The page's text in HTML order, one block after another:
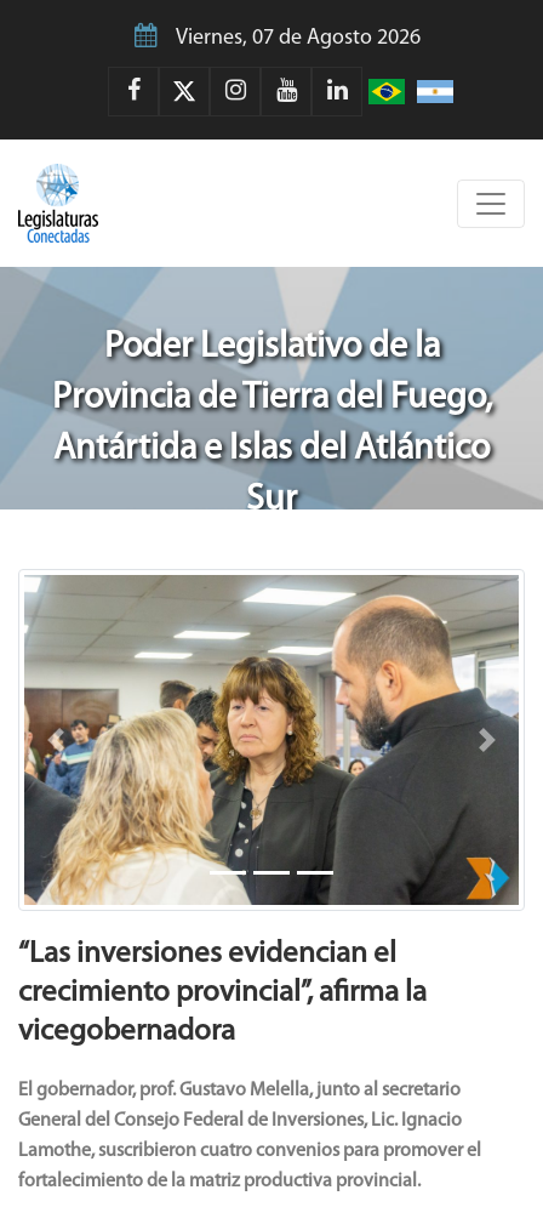
Viernes, 07 de Agosto 2026
Poder Legislativo de la
Provincia de Tierra del Fuego,
Antártida e Islas del Atlántico
Sur
Previous Next
“Las inversiones evidencian el
crecimiento provincial”, afirma la
vicegobernadora
El gobernador, prof. Gustavo Melella, junto al secretario
General del Consejo Federal de Inversiones, Lic. Ignacio
Lamothe, suscribieron cuatro convenios para promover el
fortalecimiento de la matriz productiva provincial.